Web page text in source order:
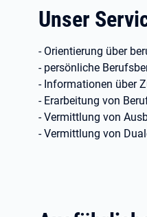
Unser
- Orientierung über
- persönliche
- Informationen über
- Erarbeitung von
- Vermittlung von
- Vermittlung von